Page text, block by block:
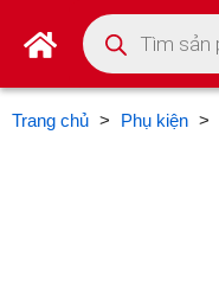
Trang chủ > Phụ kiện >